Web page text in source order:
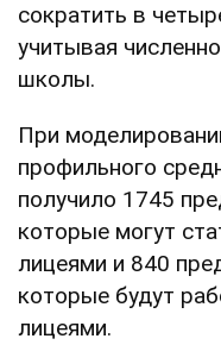
сократить в
учитывая
школы.
При
профильного
получило 1745
которые могут
лицеями и 840
которые будут
лицеями.